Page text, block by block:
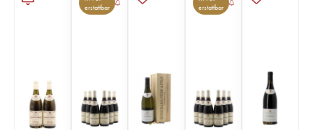
erstattbar
erstattbar